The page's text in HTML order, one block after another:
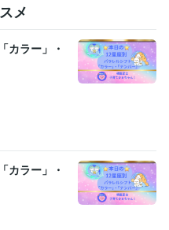
術による解決策】 【親子鑑定】
相談】
【ママへの♡パラレル
メ
カラー」・
カラー」・